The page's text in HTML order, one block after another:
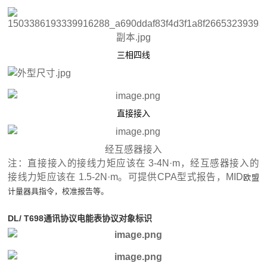
三相四线
直接接入
经互感器接入
注：直接接入的接线力矩应该在 3-4N·m，经互感器接入的
接线力矩应该在 1.5-2N·m。可提供CPA型式报告，MID 欧盟
计量器具指令，校准报告等。
DL/ T698通讯协议电能表协议对象标识